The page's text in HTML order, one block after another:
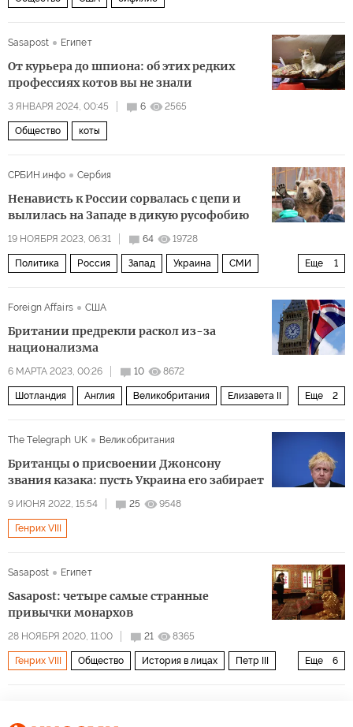
Sasapost Египет
От курьера до шпиона: об этих редких
профессиях котов вы не знали
3 ЯНВАРЯ 2024, 00:45 6 2565
Общество коты
СРБИН.инфо Сербия
Ненависть к России сорвалась с цепи и
вылилась на Западе в дикую русофобию
19 НОЯБРЯ 2023, 06:31 64 19728
Еще 1
Политика Россия Запад Украина СМИ
Foreign Affairs
США
Британии предрекли раскол из-за
национализма
6 МАРТА 2023, 00:26 10 8672
Еще 2
Шотландия Англия Великобритания Елизавета II
The Telegraph UK
Великобритания
Британцы о присвоении Джонсону
звания казака: пусть Украина его забирает
9 ИЮНЯ 2022, 15:54 25 9548
Генрих VIII
Sasapost Египет
Sasapost: четыре самые странные
привычки монархов
28 НОЯБРЯ 2020, 11:00 21 8365
Еще 6
Генрих VIII Общество История в лицах Петр III